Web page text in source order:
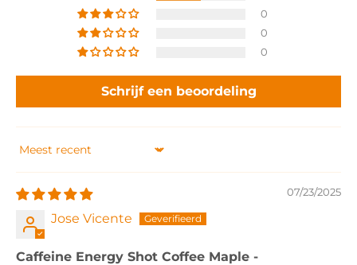
0
0
0
Schrijf een beoordeling
Sort by
07/23/2025
Jose Vicente
Caffeine Energy Shot Coffee Maple -